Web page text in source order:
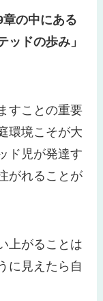
章の中にある
ッドの歩み」
すことの重要
環境こそが大
ド児が発達す
がれることが
上がることは
に見えたら自